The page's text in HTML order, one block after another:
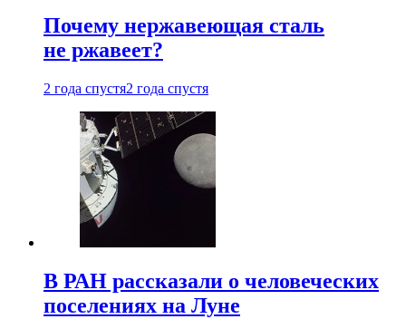
Почему нержавеющая сталь
не ржавеет?
2 года спустя2 года спустя
В РАН рассказали о человеческих
поселениях на Луне